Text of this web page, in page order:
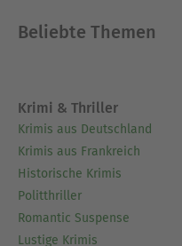
Beliebte Themen
Krimi & Thriller
Krimis aus Deutschland
Krimis aus Frankreich
Historische Krimis
Politthriller
Romantic Suspense
Lustige Krimis